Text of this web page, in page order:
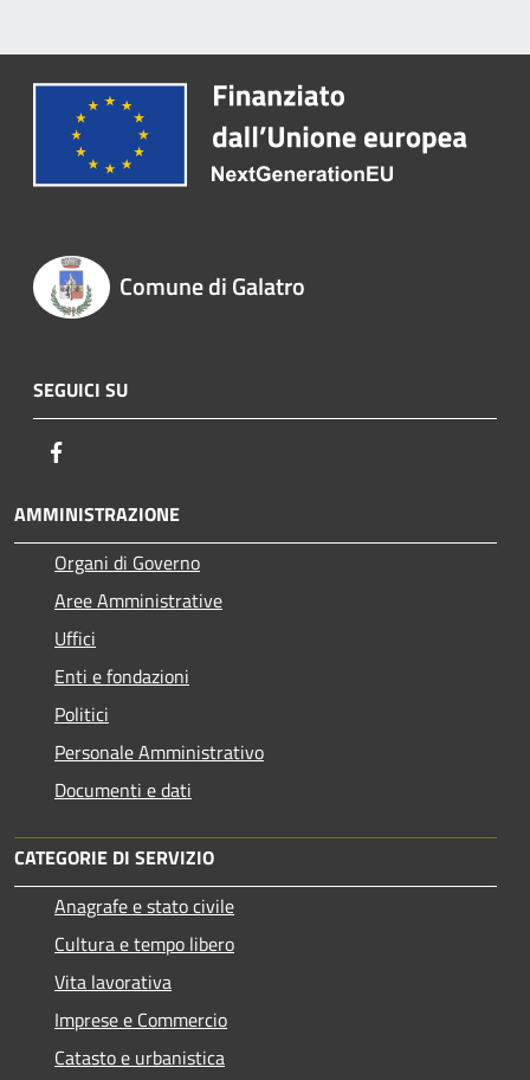
Comune di Galatro
SEGUICI SU
AMMINISTRAZIONE
Organi di Governo
Aree Amministrative
Uffici
Enti e fondazioni
Politici
Personale Amministrativo
Documenti e dati
CATEGORIE DI SERVIZIO
Anagrafe e stato civile
Cultura e tempo libero
Vita lavorativa
Imprese e Commercio
Catasto e urbanistica